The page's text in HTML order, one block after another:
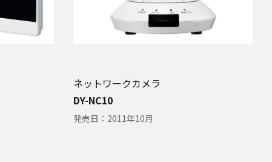
ネットワークカメラ
DY-NC10
発売日： 2011年10月